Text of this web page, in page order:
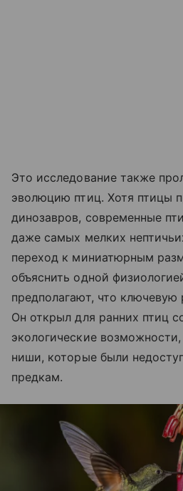
Это исследование также
эволюцию птиц. Хотя птицы
динозавров, современные
даже самых мелких
переход к миниатюрным
объяснить одной
предполагают, что ключевую
Он открыл для ранних птиц
экологические
ниши, которые были
предкам.